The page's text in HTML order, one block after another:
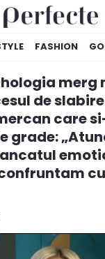
FASHION
merg
de
care
grade: